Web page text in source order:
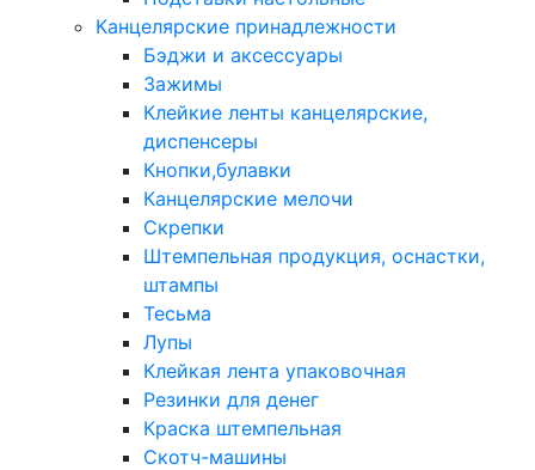
Канцелярские принадлежности
Бэджи и аксессуары
Зажимы
Клейкие ленты канцелярские,
диспенсеры
Кнопки,булавки
Канцелярские мелочи
Скрепки
Штемпельная продукция, оснастки,
штампы
Тесьма
Лупы
Клейкая лента упаковочная
Резинки для денег
Краска штемпельная
Скотч-машины